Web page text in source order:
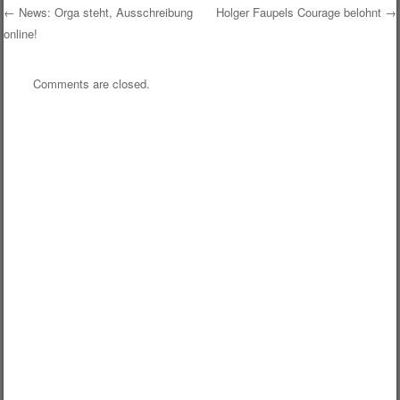
Post navigation
← News: Orga steht, Ausschreibung
online!
Holger Faupels Courage belohnt →
Comments are closed.